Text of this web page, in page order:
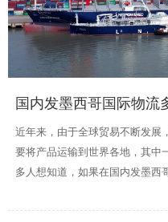
国内发墨西哥国际物流
近年来，由于全球贸易不断发展
要将产品运输到世界各地，其中
多人想知道，如果在国内发墨西